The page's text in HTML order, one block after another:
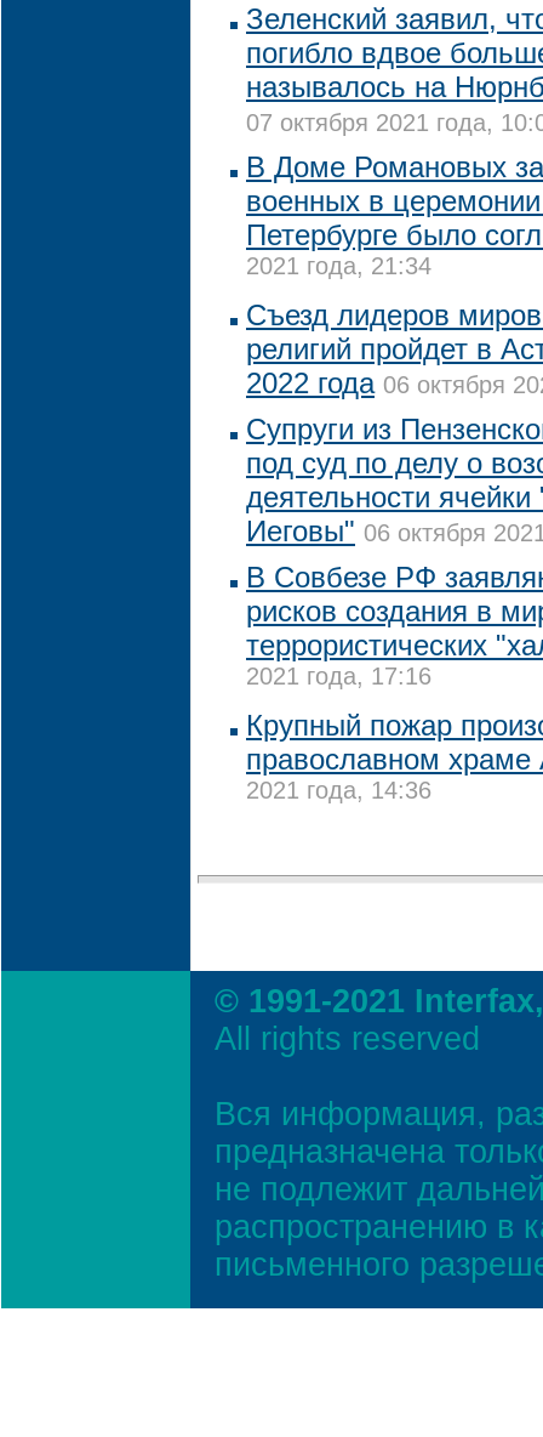
Зеленский заявил,
погибло вдвое
называлось на
07 октября 2021 года,
В Доме Романовых
военных в
Петербурге было
2021 года, 21:34
Съезд лидеров
религий пройдет в
2022 года 06 октября
Супруги из
под суд по делу о
деятельности
Иеговы" 06 октября
В Совбезе РФ
рисков создания в
террористических
2021 года, 17:16
Крупный пожар
православном
2021 года, 14:36
© 1991-2021
All rights reserved
Вся информация,
предназначена
не подлежит
распространению в
письменного